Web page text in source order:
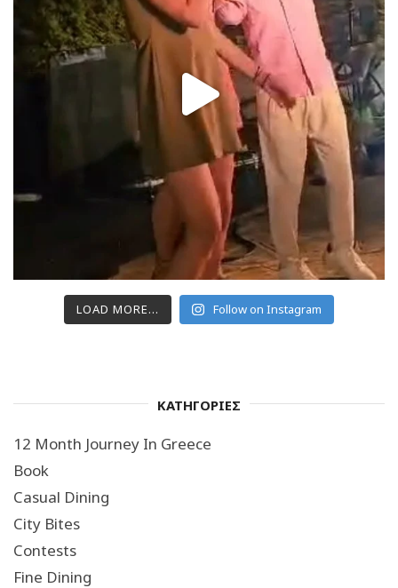
LOAD MORE... Follow on Instagram
ΚΑΤΗΓΟΡΙΕΣ
12 Month Journey In Greece
Book
Casual Dining
City Bites
Contests
Fine Dining